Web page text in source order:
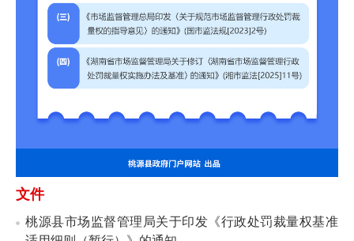
文件
桃源县市场监督管理局关于印发《行政处罚裁量权基准